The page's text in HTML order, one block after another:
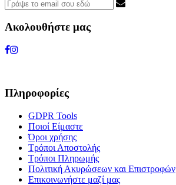
Ακολουθήστε μας
Πληροφορίες
GDPR Tools
Ποιοί Είμαστε
Όροι χρήσης
Τρόποι Αποστολής
Τρόποι Πληρωμής
Πολιτική Ακυρώσεων και Επιστροφών
Επικοινωνήστε μαζί μας